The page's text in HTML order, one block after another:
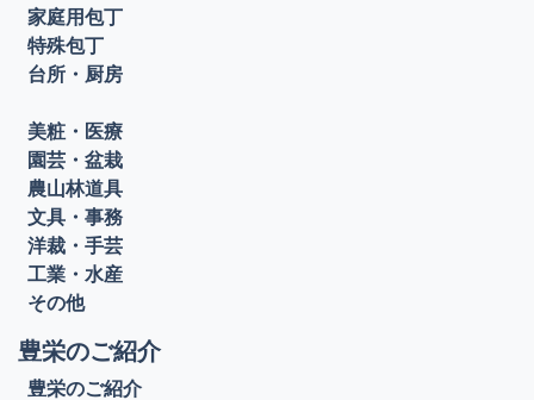
家庭用包丁
特殊包丁
台所・厨房
美粧・医療
園芸・盆栽
農山林道具
文具・事務
洋裁・手芸
工業・水産
その他
豊栄のご紹介
豊栄のご紹介